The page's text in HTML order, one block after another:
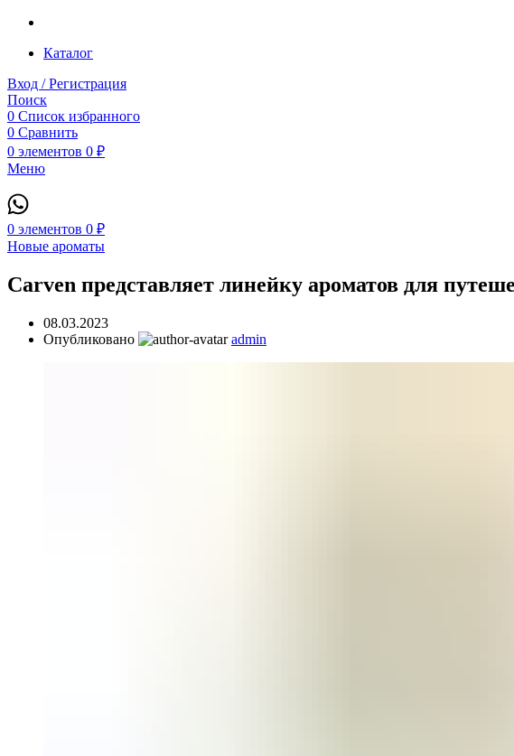
Каталог
Вход / Регистрация
Поиск
0 Список избранного
0 Сравнить
0 элементов 0 ₽
Меню
0 элементов 0 ₽
Новые ароматы
Carven представляет линейку ароматов для
08.03.2023
Опубликовано
admin